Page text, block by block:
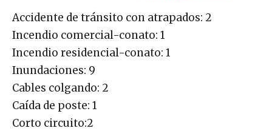
Accidente de tránsito con atrapados: 2
Incendio comercial-conato: 1
Incendio residencial-conato: 1
Inundaciones: 9
Cables colgando: 2
Caída de poste: 1
Corto circuito:2